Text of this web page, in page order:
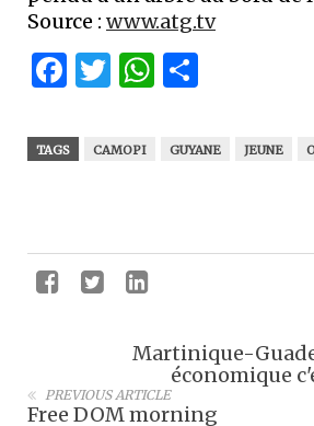
Source : www.atg.tv
Facebook
Twitter
WhatsApp
TAGS CAMOPI GUYANE JEUNE
Martinique-
économique
PREVIOUS ARTICLE
Free DOM morning